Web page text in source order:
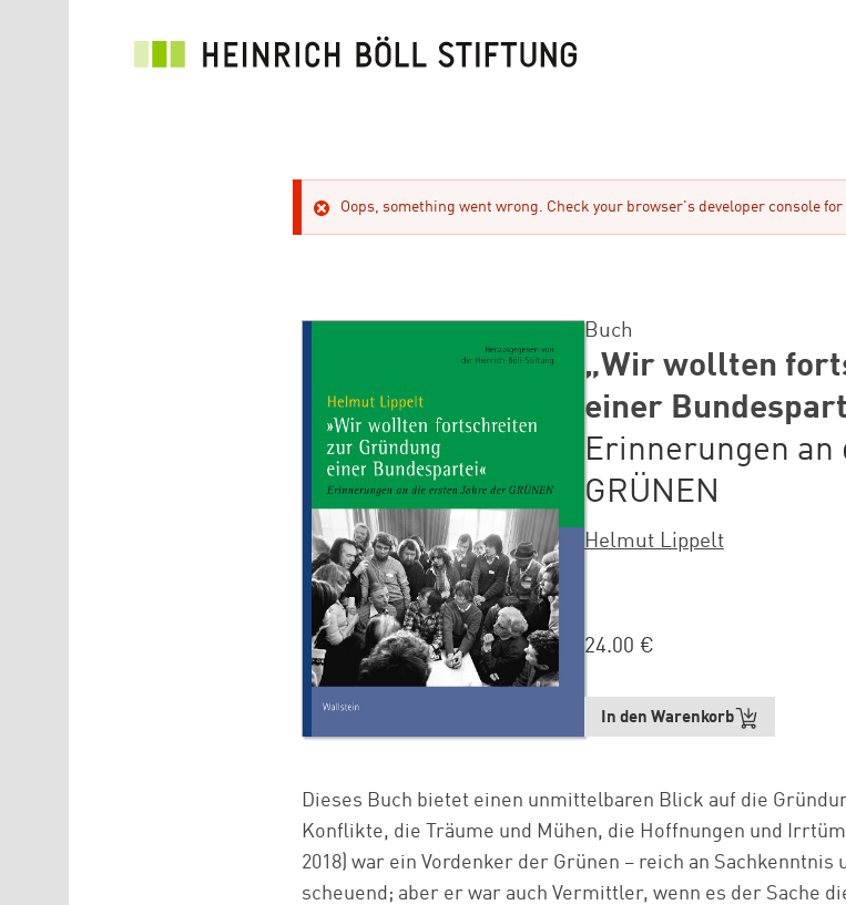
Oops, something went wrong. Check your browser's developer console
Buch
„Wir wollten
einer
Erinnerungen an
GRÜNEN
Helmut Lippelt
24.00 €
In den Warenkorb
Dieses Buch bietet einen unmittelbaren Blick auf die
Konflikte, die Träume und Mühen, die Hoffnungen und
2018) war ein Vordenker der Grünen – reich an
scheuend; aber er war auch Vermittler, wenn es der Sache